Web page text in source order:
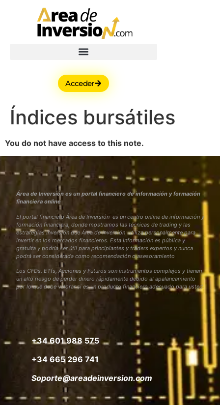
Acceder
Índices bursátiles
You do not have access to this note.
Área de Inversión es un portal financiero de información y formación
financiera online
El portal financiero Área de Inversión es un centro online de información y
formación financiera, donde mostramos las técnicas de trading y las
estrategias inversión que Área de Inversión utiliza personalmente para
invertir en los mercados financieros. Esta Información es pública y
gratuita y podría ser útil para principiantes y traders expertos y nunca
podrá ser considerada como recomendación o asesoramiento
Los CFDs, ETfs, Acciones y Futuros son instrumentos complejos y tienen
un alto riesgo de perder dinero rápidamente debido al apalancamiento
por lo que debe valorar si es un producto financiero adecuado para usted
+34 601 988 575
+34 665 296 741
Soporte@areadeinversion.com